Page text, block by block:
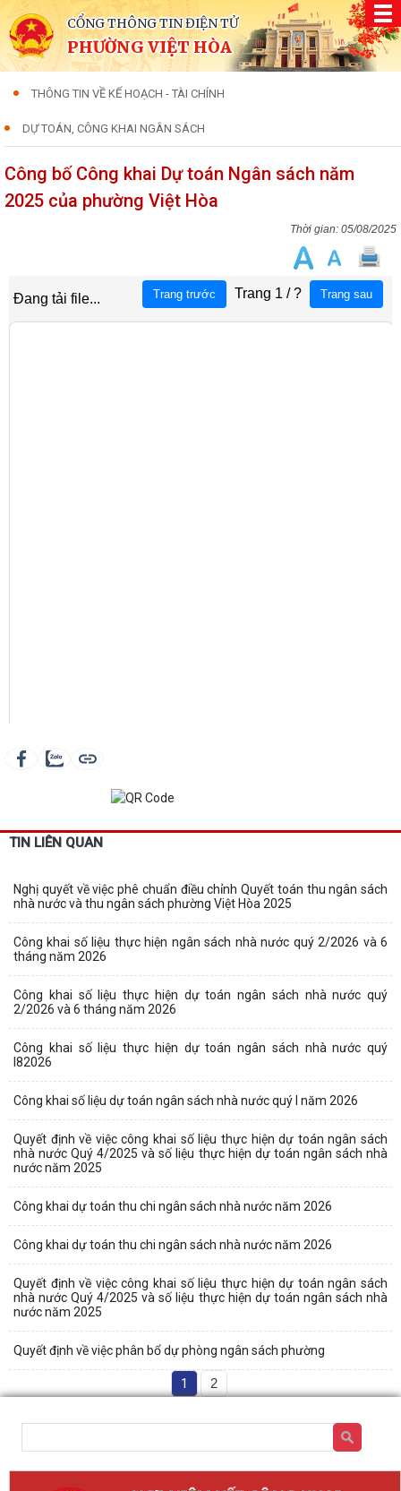
CỔNG THÔNG TIN ĐIỆN TỬ
PHƯỜNG VIỆT HÒA
THÔNG TIN VỀ KẾ HOẠCH - TÀI CHÍNH
DỰ TOÁN, CÔNG KHAI NGÂN SÁCH
Công bố Công khai Dự toán Ngân sách năm
2025 của phường Việt Hòa
05/08/2025
TIN LIÊN QUAN
Nghị quyết về việc phê chuẩn điều chỉnh Quyết toán thu ngân sách
nhà nước và thu ngân sách phường Việt Hòa 2025
Công khai số liệu thực hiện ngân sách nhà nước quý 2/2026 và 6
tháng năm 2026
Công khai số liệu thực hiện dự toán ngân sách nhà nước quý
2/2026 và 6 tháng năm 2026
Công khai số liệu thực hiện dự toán ngân sách nhà nước quý
I82026
Công khai số liệu dự toán ngân sách nhà nước quý I năm 2026
Quyết định về việc công khai số liệu thực hiện dự toán ngân sách
nhà nước Quý 4/2025 và số liệu thực hiện dự toán ngân sách nhà
nước năm 2025
Công khai dự toán thu chi ngân sách nhà nước năm 2026
Công khai dự toán thu chi ngân sách nhà nước năm 2026
Quyết định về việc công khai số liệu thực hiện dự toán ngân sách
nhà nước Quý 4/2025 và số liệu thực hiện dự toán ngân sách nhà
nước năm 2025
Quyết định về việc phân bổ dự phòng ngân sách phường
1 2